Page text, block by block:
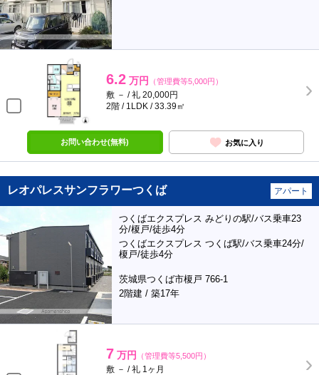
6.2 万円 （管理費等5,000円）
敷 － / 礼 20,000円
2階 / 1LDK / 33.39㎡
お問い合わせ(無料) お気に入り
レオパレスサンフラワーつくば アパート
つくばエクスプレス みどりの駅/バス乗車23
分/榎戸/徒歩4分
つくばエクスプレス つくば駅/バス乗車24分/
榎戸/徒歩4分
茨城県つくば市榎戸 766-1
2階建 / 築17年
7 万円 （管理費等5,500円）
敷 － / 礼 1ヶ月